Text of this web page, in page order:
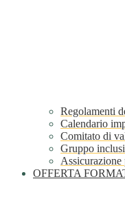
Regolamenti
Calendario
Comitato di
Gruppo
Assicurazione
OFFERTA